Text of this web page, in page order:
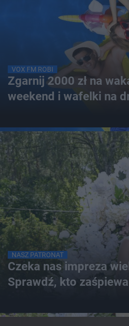
VOX FM ROBI
Zgarnij 2000 zł na
weekend i wafelki na
NASZ PATRONAT
Czeka nas impreza
Sprawdź, kto zaśpiewa